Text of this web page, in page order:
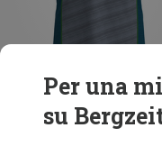
Risparmi 36%
Per una
su